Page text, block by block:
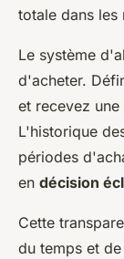
totale dans les
Le système
d'acheter.
et recevez
L'historique
périodes
en décision
Cette
du temps et